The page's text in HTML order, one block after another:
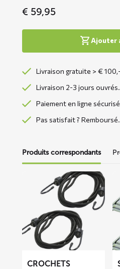
€ 59,95
Ajouter
Livraison gratuite > €
Livraison 2-3 jours ouvrés.
Paiement en ligne
Pas satisfait ?
Produits correspondants
Crochets
élastiques
(2pcs)
CROCHETS